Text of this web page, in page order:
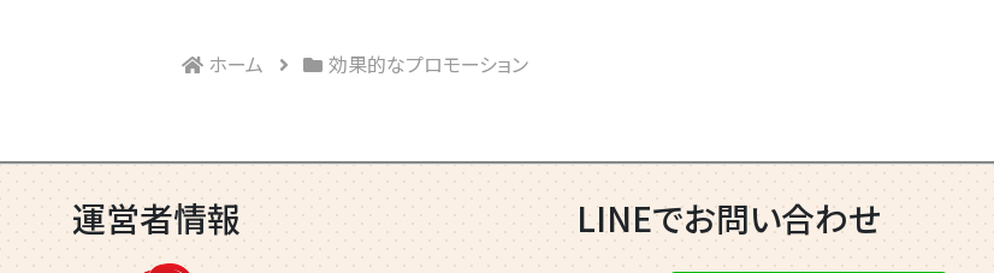
ホーム 効果的なプロモーション
運営者情報 LINEでお問い合わせ